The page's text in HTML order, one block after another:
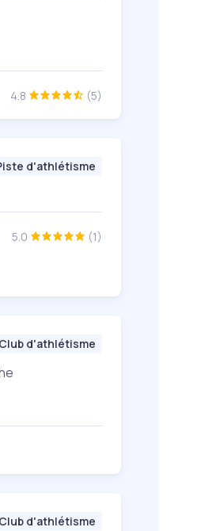
4.8 (5)
d'athlétisme
5.0 (1)
Club d'athlétisme
Club d'athlétisme